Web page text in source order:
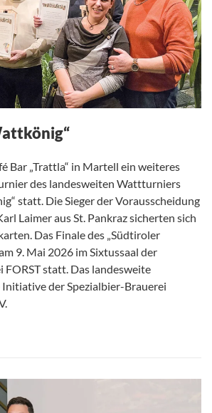
Bar „Trattla“ in Martell ein weiteres
des landesweiten Wattturniers
statt. Die Sieger der Vorausscheidung
Laimer aus St. Pankraz sicherten sich
Das Finale des „Südtiroler
9. Mai 2026 im Sixtussaal der
FORST statt. Das landesweite
der Spezialbier-Brauerei